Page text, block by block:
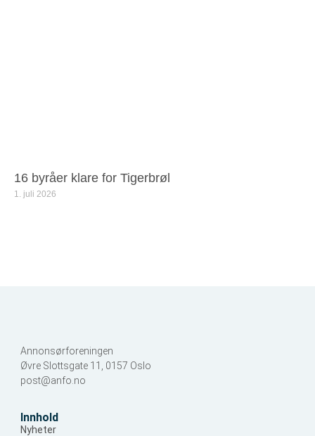
16 byråer klare for Tigerbrøl
1. juli 2026
Annonsørforeningen
Øvre Slottsgate 11, 0157 Oslo
post@anfo.no
Innhold
Nyheter